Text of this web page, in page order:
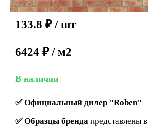
133.8 ₽ / шт
6424 ₽ / м2
В наличии
✅Официальный дилер "Roben"
✅Образцы брендапредставлены в